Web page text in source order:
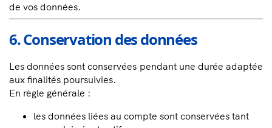
de vos données.
6. Conservation des données
Les données sont conservées pendant une durée adaptée
aux finalités poursuivies.
En règle générale :
les données liées au compte sont conservées tant